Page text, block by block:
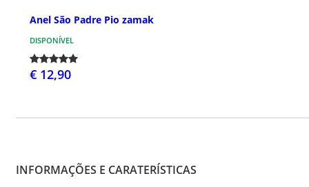
Anel São Padre Pio zamak
DISPONÍVEL
€ 12,90
INFORMAÇÕES E CARATERÍSTICAS